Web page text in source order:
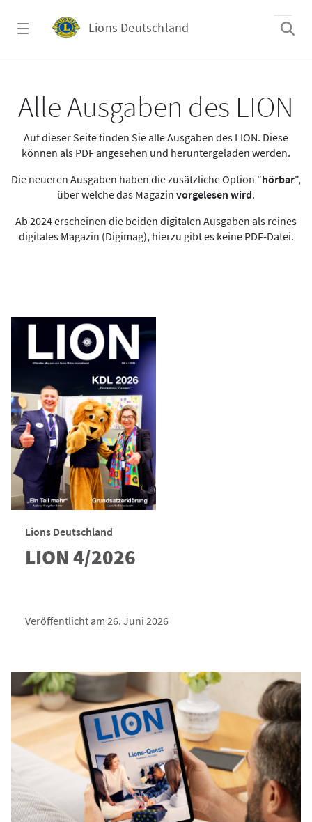
Lions Deutschland
Alle Ausgaben des LION
Auf dieser Seite finden Sie alle Ausgaben des LION. Diese
können als PDF angesehen und heruntergeladen werden.
Die neueren Ausgaben haben die zusätzliche Option "hörbar",
über welche das Magazin vorgelesen wird.
Ab 2024 erscheinen die beiden digitalen Ausgaben als reines
digitales Magazin (Digimag), hierzu gibt es keine PDF-Datei.
Lions Deutschland
LION 4/2026
Veröffentlicht am 26. Juni 2026